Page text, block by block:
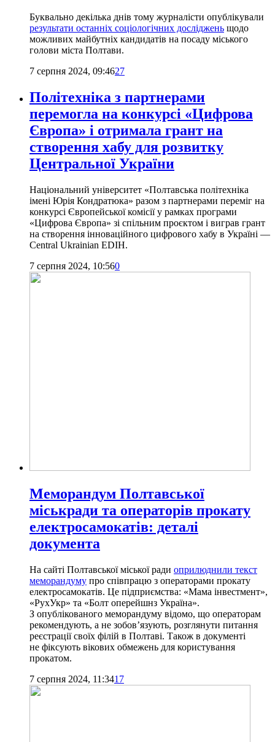
Буквально декілька днів тому журналісти опублікували
результати останніх соціологічних досліджень щодо
можливих майбутніх кандидатів на посаду міського
голови міста Полтави.
7 серпня 2024, 09:4627
Політехніка з партнерами
перемогла на конкурсі «Цифрова
Європа» і отримала грант на
створення хабу для розвитку
Центральної України
Національний університет «Полтавська політехніка
імені Юрія Кондратюка» разом з партнерами переміг на
конкурсі Європейської комісії у рамках програми
«Цифрова Європа» зі спільним проєктом і виграв грант
на створення інноваційного цифрового хабу в Україні —
Central Ukrainian EDIH.
7 серпня 2024, 10:560
Меморандум Полтавської
міськради та операторів прокату
електросамокатів: деталі
документа
На сайті Полтавської міської ради оприлюднили текст
меморандуму про співпрацю з операторами прокату
електросамокатів. Це підприємства: «Мама інвестмент»,
«РухУкр» та «Болт оперейшнз Україна».
З опублікованого меморандуму відомо, що операторам
рекомендують, а не зобов’язують, розглянути питання
реєстрації своїх філій в Полтаві. Також в документі
не фіксують вікових обмежень для користування
прокатом.
7 серпня 2024, 11:3417